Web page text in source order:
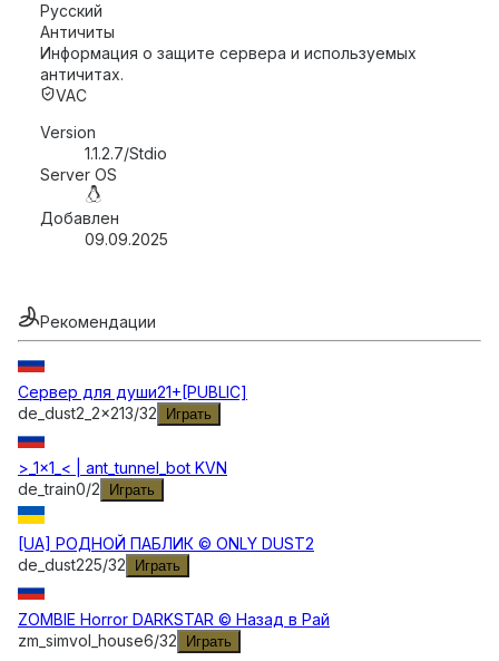
Русский
Античиты
Информация о защите сервера и используемых
античитах.
VAC
Version
1.1.2.7/Stdio
Server OS
Добавлен
09.09.2025
Рекомендации
Сервер для души21+[PUBLIC]
de_dust2_2x213/32 Играть
>_1x1_< | ant_tunnel_bot KVN
de_train0/2 Играть
[UA] РОДНОЙ ПАБЛИК © ONLY DUST2
de_dust225/32 Играть
ZOMBIE Horror DARKSTAR © Назад в Рай
zm_simvol_house6/32 Играть